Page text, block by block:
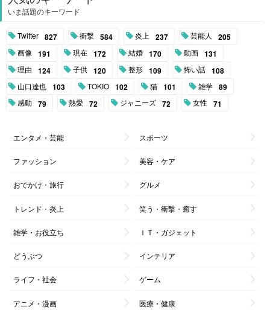
いま話題のキーワード
Twitter 827 衝撃 584 炎上 237 芸能人 205
画像 191 現在 172 結婚 170 動画 131
理由 124 子供 120 整形 109 怖い話 108
山口達也 103 TOKIO 102 猫 101 雑学 89
感動 79 熱愛 72 ジャニーズ 72 女性 71
エンタメ・芸能 スポーツ
ファッション 美容・ケア
おでかけ・旅行 グルメ
トレンド・炎上 笑う・衝撃・癒す
雑学・お役立ち ＩＴ・ガジェット
どうぶつ インテリア
ライフ・社会 ゲーム
アニメ・漫画 医療・健康